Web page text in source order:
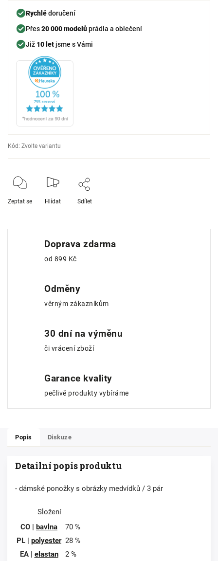
Rychlédoručení
Přes20 000 modelůprádla a oblečení
Již 10 let jsme s Vámi
Kód: Zvolte variantu
Zeptat se Hlídat Sdílet
Doprava zdarma
od 899 Kč
Odměny
věrným zákazníkům
30 dní na výměnu
či vrácení zboží
Garance kvality
pečlivě produkty vybíráme
Popis Diskuze
Detailní popis produktu
- dámské ponožky s obrázky medvídků / 3 pár
Složení
CO | bavlna
70 %
PL | polyester 28 %
EA | elastan 2 %